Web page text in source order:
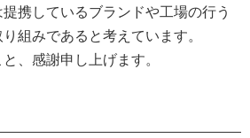
携しているブランドや工場の行う
組みであると考えています。
、感謝申し上げます。